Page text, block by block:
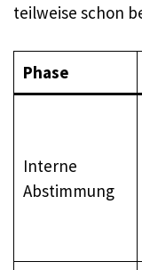
teilweise schon
Phase
Interne
Abstimmung